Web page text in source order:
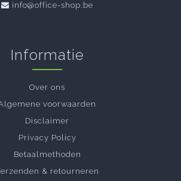
info@office-shop.be
Informatie
Over ons
voorwaarden
Disclaimer
Privacy Policy
Betaalmethoden
& retourneren